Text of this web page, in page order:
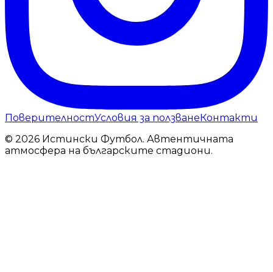
ПоверителностУсловия за ползванеКонтакти
© 2026 Истински Футбол. Автентичната
атмосфера на българските стадиони.